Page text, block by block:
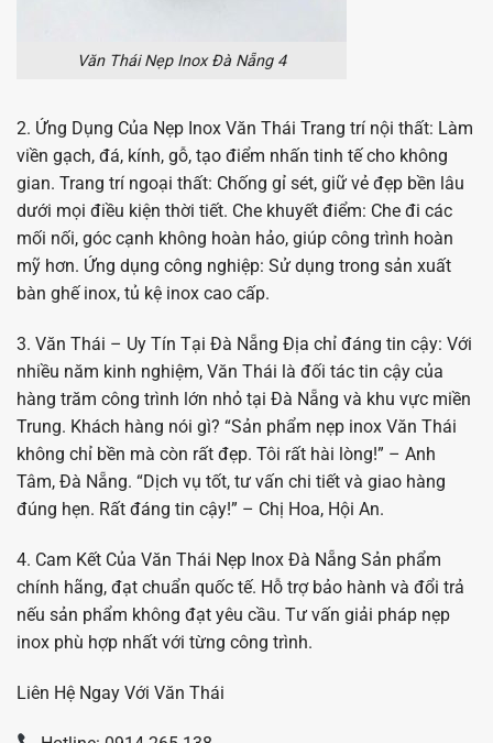
Văn Thái Nẹp Inox Đà Nẵng 4
2. Ứng Dụng Của Nẹp Inox Văn Thái Trang trí nội thất: Làm
viền gạch, đá, kính, gỗ, tạo điểm nhấn tinh tế cho không
gian. Trang trí ngoại thất: Chống gỉ sét, giữ vẻ đẹp bền lâu
dưới mọi điều kiện thời tiết. Che khuyết điểm: Che đi các
mối nối, góc cạnh không hoàn hảo, giúp công trình hoàn
mỹ hơn. Ứng dụng công nghiệp: Sử dụng trong sản xuất
bàn ghế inox, tủ kệ inox cao cấp.
3. Văn Thái – Uy Tín Tại Đà Nẵng Địa chỉ đáng tin cậy: Với
nhiều năm kinh nghiệm, Văn Thái là đối tác tin cậy của
hàng trăm công trình lớn nhỏ tại Đà Nẵng và khu vực miền
Trung. Khách hàng nói gì? “Sản phẩm nẹp inox Văn Thái
không chỉ bền mà còn rất đẹp. Tôi rất hài lòng!” – Anh
Tâm, Đà Nẵng. “Dịch vụ tốt, tư vấn chi tiết và giao hàng
đúng hẹn. Rất đáng tin cậy!” – Chị Hoa, Hội An.
4. Cam Kết Của Văn Thái Nẹp Inox Đà Nẵng Sản phẩm
chính hãng, đạt chuẩn quốc tế. Hỗ trợ bảo hành và đổi trả
nếu sản phẩm không đạt yêu cầu. Tư vấn giải pháp nẹp
inox phù hợp nhất với từng công trình.
Liên Hệ Ngay Với Văn Thái